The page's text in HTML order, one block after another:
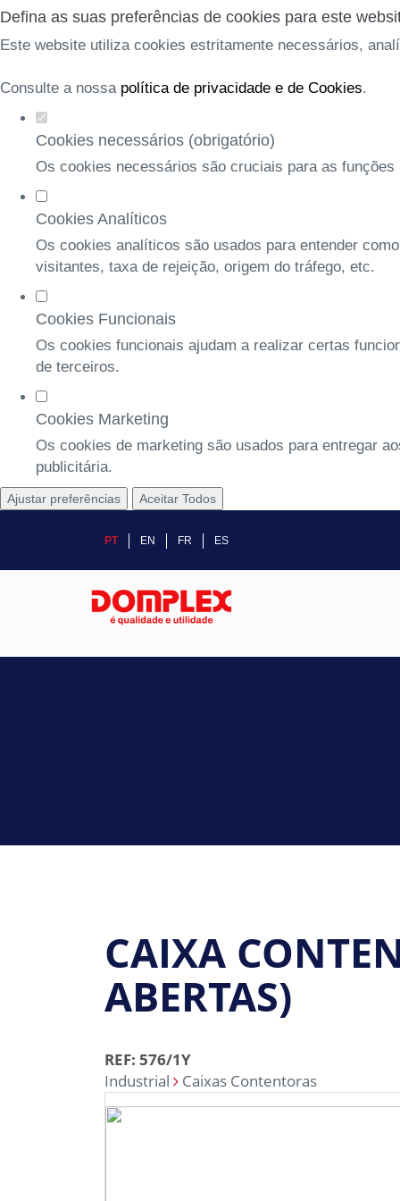
Defina as suas preferências de cookies para este
Este website utiliza cookies estritamente necessários,
Consulte a nossa política de privacidade e de Cookies.
Cookies necessários (obrigatório)
Os cookies necessários são cruciais para as
Cookies Analíticos
Os cookies analíticos são usados para entender
visitantes, taxa de rejeição, origem do tráfego, etc.
Cookies Funcionais
Os cookies funcionais ajudam a realizar certas
de terceiros.
Cookies Marketing
Os cookies de marketing são usados para entregar
publicitária.
Ajustar preferências Aceitar Todos
PT EN FR ES
CAIXA
ABERTAS)
REF: 576/1Y
Industrial
Caixas Contentoras